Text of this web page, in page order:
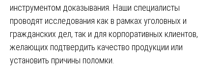
инструментом доказывания. Наши специалисты
проводят исследования как в рамках уголовных и
гражданских дел, так и для корпоративных клиентов,
желающих подтвердить качество продукции или
установить причины поломки.